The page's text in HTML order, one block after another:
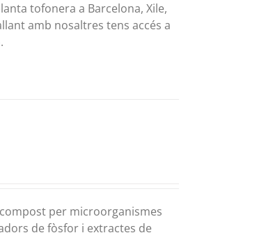
tofonera a Barcelona, Xile,
amb nosaltres tens accés a
per microorganismes
de fòsfor i extractes de